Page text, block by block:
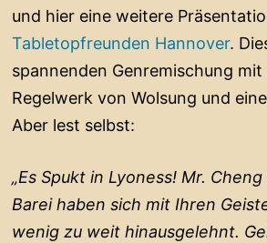
und hier eine weitere
Tabletopfreunden Hannover.
spannenden Genremischung
Regelwerk von Wolsung und
Aber lest selbst:
„Es Spukt in Lyoness! Mr.
Barei haben sich mit Ihren
wenig zu weit hinausgelehnt.